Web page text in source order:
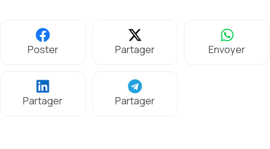
Poster Partager Envoyer
Partager Partager